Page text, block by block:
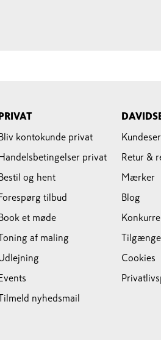
PRIVAT
Bliv kontokunde privat
Handelsbetingelser privat
Bestil og hent
Forespørg tilbud
Book et møde
af maling
Events
nyhedsmail
Retur &
Mærker
Blog
Cookies